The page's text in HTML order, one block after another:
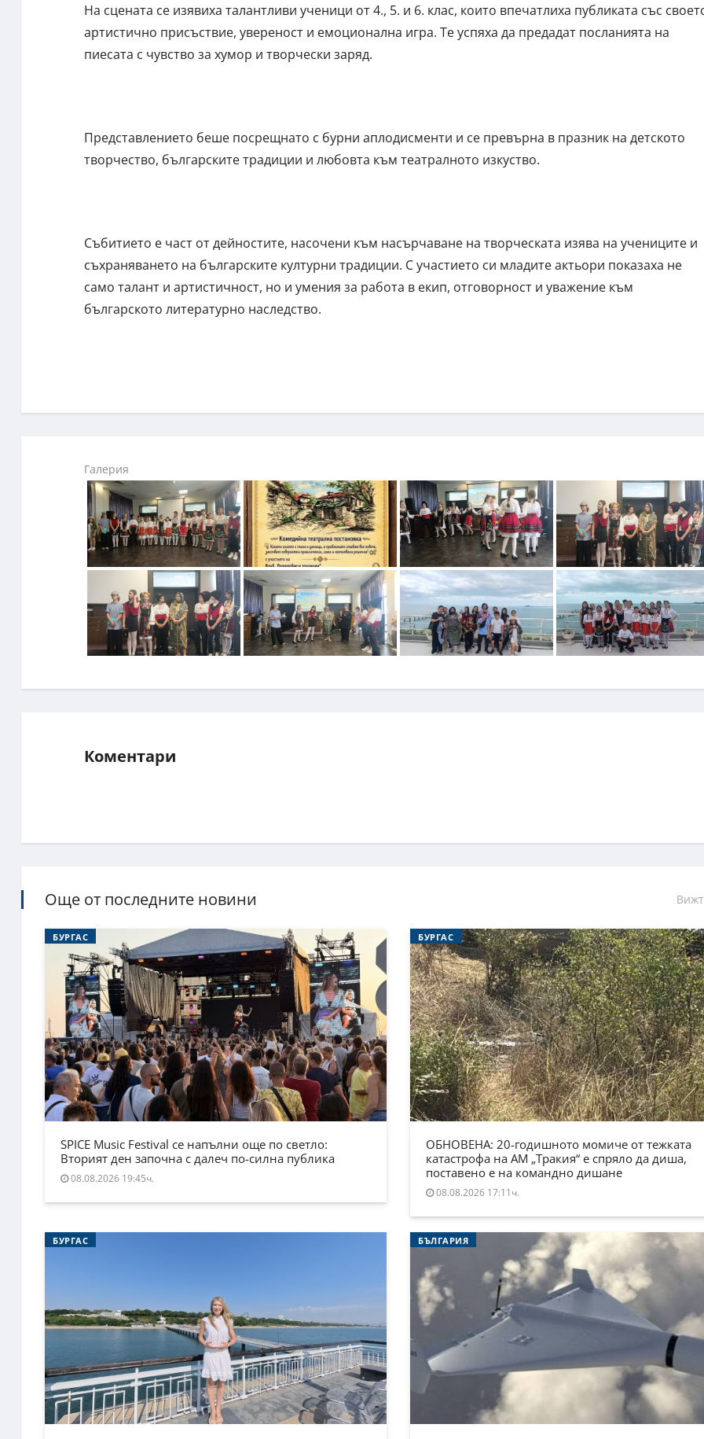
На сцената се изявиха талантливи ученици от 4., 5. и 6. клас, които впечатлиха публиката със
артистично присъствие, увереност и емоционална игра. Те успяха да предадат посланията на
пиесата с чувство за хумор и творчески заряд.
Представлението беше посрещнато с бурни аплодисменти и се превърна в празник на детското
творчество, българските традиции и любовта към театралното изкуство.
Събитието е част от дейностите, насочени към насърчаване на творческата изява на учениците и
съхраняването на българските културни традиции. С участието си младите актьори показаха не
само талант и артистичност, но и умения за работа в екип, отговорност и уважение към
българското литературно наследство.
Галерия
Коментари
Още от последните новини
БУРГАС
SPICE Music Festival се напълни още по светло:
Вторият ден започна с далеч по-силна публика
08.08.2026 19:45ч.
БУРГАС
ОБНОВЕНА: 20-годишното момиче от тежката
катастрофа на АМ „Тракия“ е спряло да диша,
поставено е на командно дишане
08.08.2026 17:11ч.
БУРГАС БЪЛГАРИЯ